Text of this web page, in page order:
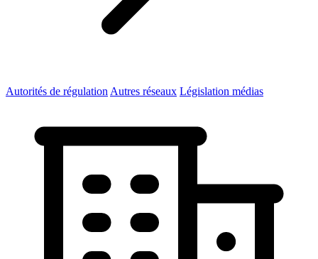
Autorités de régulation Autres réseaux Législation médias